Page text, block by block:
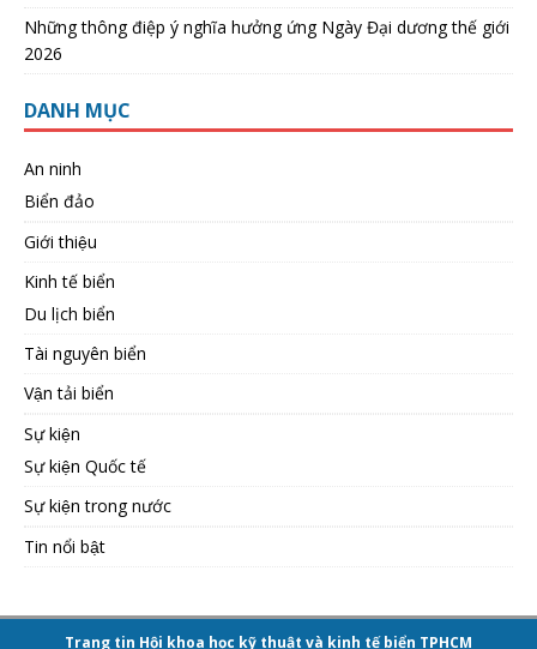
Những thông điệp ý nghĩa hưởng ứng Ngày Đại dương thế giới
2026
DANH MỤC
An ninh
Biển đảo
Giới thiệu
Kinh tế biển
Du lịch biển
Tài nguyên biển
Vận tải biển
Sự kiện
Sự kiện Quốc tế
Sự kiện trong nước
Tin nổi bật
Trang tin Hội khoa học kỹ thuật và kinh tế biển TPHCM